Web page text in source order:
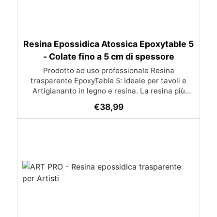
Resina Epossidica Atossica Epoxytable 5
- Colate fino a 5 cm di spessore
Prodotto ad uso professionale Resina
trasparente EpoxyTable 5: ideale per tavoli e
Artigiananto in legno e resina. La resina più
perfetta per colate di alto spessore fino a 5 cm.
Applicazioni Principali: Realizzazione di tavoli in
monete, pietre, ecc) Colate riempitive in
spessore dentro stampi e cassaforme
Caratteristiche principali: ✅ Bassissima
€38,99